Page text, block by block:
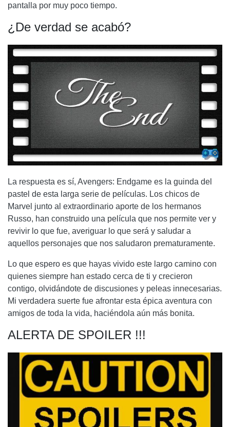
pantalla por muy poco tiempo.
¿De verdad se acabó?
La respuesta es sí, Avengers: Endgame es la guinda del
pastel de esta larga serie de películas. Los chicos de
Marvel junto al extraordinario aporte de los hermanos
Russo, han construido una película que nos permite ver y
revivir lo que fue, averiguar lo que será y saludar a
aquellos personajes que nos saludaron prematuramente.
Lo que espero es que hayas vivido este largo camino con
quienes siempre han estado cerca de ti y crecieron
contigo, olvidándote de discusiones y peleas innecesarias.
Mi verdadera suerte fue afrontar esta épica aventura con
amigos de toda la vida, haciéndola aún más bonita.
ALERTA DE SPOILER !!!